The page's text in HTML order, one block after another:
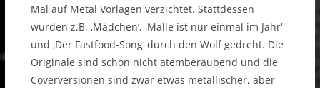
Mal auf Metal Vorlagen verzichtet. Stattdessen
wurden z.B. ‚Mädchen‘, ‚Malle ist nur einmal im Jahr‘
und ‚Der Fastfood-Song‘ durch den Wolf gedreht. Die
Originale sind schon nicht atemberaubend und die
Coverversionen sind zwar etwas metallischer, aber